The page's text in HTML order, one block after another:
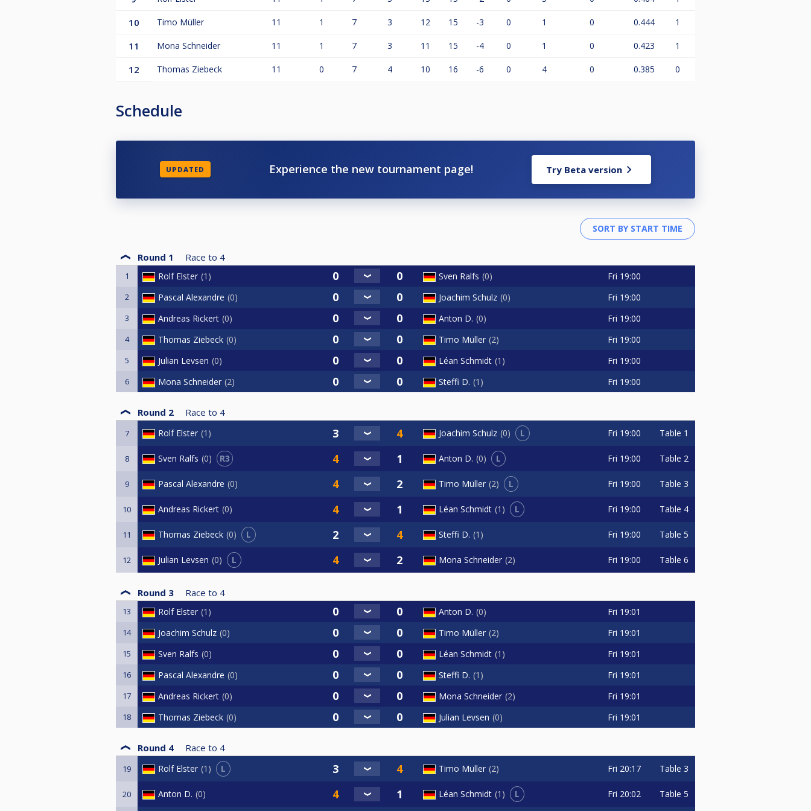
10 Timo Müller 11 1 7 3 12 15 -3 0 1 0 0.444 1
11 Mona Schneider 11 1 7 3 11 15 -4 0 1 0 0.423 1
12 Thomas Ziebeck 11 0 7 4 10 16 -6 0 4 0 0.385 0
Schedule
UPDATED Experience the new tournament page! Try Beta version
Round 1 Race to 4
1 Rolf Elster 1 Sven Ralfs 0 Fri 19:00
2 Pascal Alexandre 0 Joachim Schulz 0 Fri 19:00
3 Andreas Rickert 0 Anton D. 0 Fri 19:00
4 Thomas Ziebeck 0 Timo Müller 2 Fri 19:00
5 Julian Levsen 0 Léan Schmidt 1 Fri 19:00
6 Mona Schneider 2 Steffi D. 1 Fri 19:00
Round 2 Race to 4
7 Rolf Elster 1 Joachim Schulz 0 L Fri 19:00 Table 1
8 Sven Ralfs 0 R3 Anton D. 0 L Fri 19:00 Table 2
9 Pascal Alexandre 0 Timo Müller 2 L Fri 19:00 Table 3
10 Andreas Rickert 0 Léan Schmidt 1 L Fri 19:00 Table 4
11 Thomas Ziebeck 0 L Steffi D. 1 Fri 19:00 Table 5
12 Julian Levsen 0 L Mona Schneider 2 Fri 19:00 Table 6
Round 3 Race to 4
13 Rolf Elster 1 Anton D. 0 Fri 19:01
14 Joachim Schulz 0 Timo Müller 2 Fri 19:01
15 Sven Ralfs 0 Léan Schmidt 1 Fri 19:01
16 Pascal Alexandre 0 Steffi D. 1 Fri 19:01
17 Andreas Rickert 0 Mona Schneider 2 Fri 19:01
18 Thomas Ziebeck 0 Julian Levsen 0 Fri 19:01
Round 4 Race to 4
19 Rolf Elster 1 L Timo Müller 2 Fri 20:17 Table 3
20 Anton D. 0 Léan Schmidt 1 L Fri 20:02 Table 5